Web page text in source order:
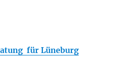
für Lüneburg